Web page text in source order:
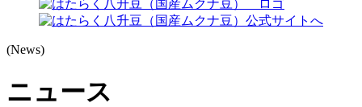
(News)
ニュース